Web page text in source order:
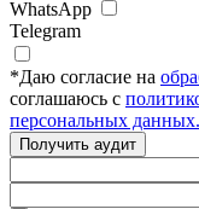
WhatsApp
Telegram
*Даю согласие на
соглашаюсь с
персональных данных.
Получить аудит